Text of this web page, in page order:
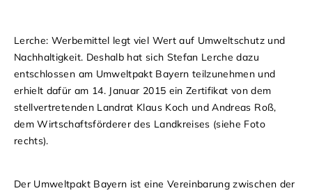
Lerche: Werbemittel legt viel Wert auf Umweltschutz und
Nachhaltigkeit. Deshalb hat sich Stefan Lerche dazu
entschlossen am Umweltpakt Bayern teilzunehmen und
erhielt dafür am 14. Januar 2015 ein Zertifikat von dem
stellvertretenden Landrat Klaus Koch und Andreas Roß,
dem Wirtschaftsförderer des Landkreises (siehe Foto
rechts).
Der Umweltpakt Bayern ist eine Vereinbarung zwischen der